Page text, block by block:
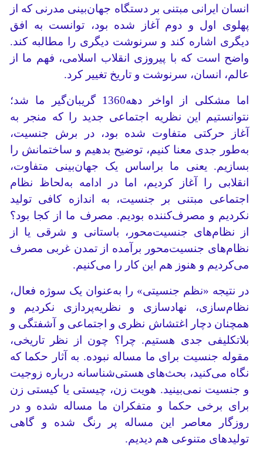
انسان ایرانی مبتنی بر دستگاه جهان‌بینی مدرنی که از
پهلوی اول و دوم آغاز شده بود، توانست به افق
دیگری اشاره کند و سرنوشت دیگری را مطالبه کند.
واضح است که با پیروزی انقلاب اسلامی، فهم‌ ما از
عالم، انسان، سرنوشت و تاریخ تغییر کرد.
اما مشکلی از اواخر دهه1360 گریبان‌گیر ما شد؛
نتوانستیم این نظریه اجتماعی جدید را که منجر به
آغاز حرکتی متفاوت شده بود، در برش جنسیت،
به‌طور جدی‌ معنا کنیم، توضیح بدهیم و ساختمانش را
بسازیم. یعنی ما براساس یک جهان‌بینی متفاوت،
انقلابی را آغاز کردیم، اما در ادامه به‌لحاظ نظام
اجتماعی مبتنی بر جنسیت، به اندازه کافی تولید
نکردیم و مصرف‌کننده بودیم. مصرف ما از کجا بود؟
از نظام‌های جنسیت‌محور، باستانی و شرقی یا از
نظام‌های جنسیت‌محور برآمده از تمدن غربی مصرف
می‌کردیم و هنوز هم این کار را می‌کنیم.
در نتیجه «نظم جنسیتی» را به‌عنوان یک سوژه فعال،
نظام‌سازی، نهادسازی و نظریه‌پردازی نکردیم و
همچنان دچار اغتشاش نظری و اجتماعی و آشفتگی و
بلاتکلیفی جدی هستیم. چرا؟ چون از نظر تاریخی،
مقوله جنسیت برای ما مساله نبوده. به آثار حکما که
نگاه می‌کنید، بحث‌های هستی‌شناسانه درباره زوجیت
و جنسیت نمی‌بینید. هویت زن، چیستی یا کیستی زن
برای برخی حکما و متفکران ما مساله شده و در
روزگار معاصر این مساله پر رنگ شده و گاهی
تولیدهای متنوعی هم دیدیم.